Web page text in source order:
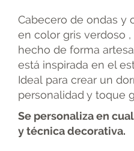
Cabecero de ondas y
en color gris verdoso
hecho de forma
está inspirada en el
Ideal para crear un
personalidad y toque
Se personaliza en
y técnica decorativa.